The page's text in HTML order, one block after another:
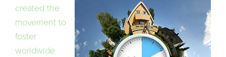
created the
movement to
foster
worldwide